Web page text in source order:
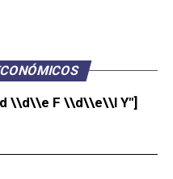
\\d\\e F \\d\\e\\l Y"]